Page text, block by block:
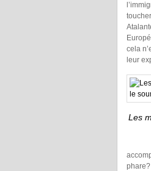
cela
leur
Les